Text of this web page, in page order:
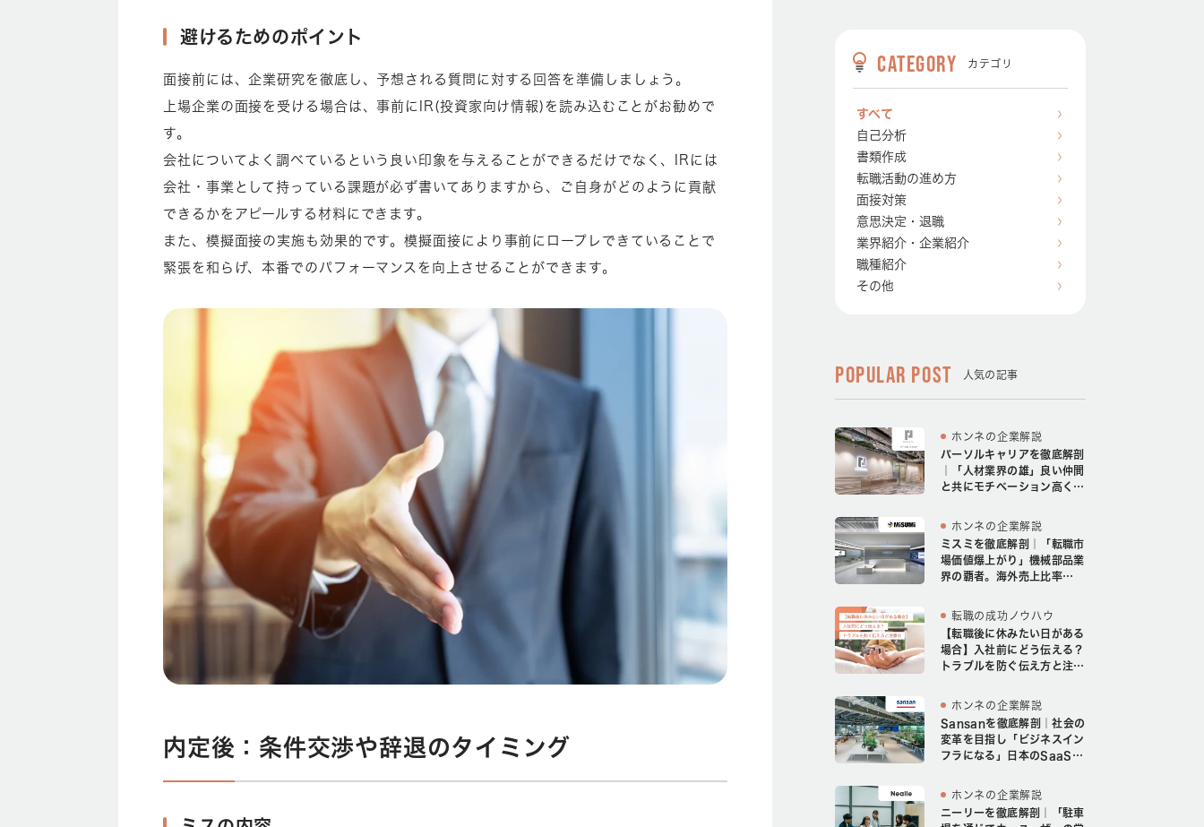
避けるためのポイント
面接前には、企業研究を徹底し、予想される質問に対する回答を準備しましょう。
上場企業の面接を受ける場合は、事前にIR(投資家向け情報)を読み込むことがお勧めで
す。
会社についてよく調べているという良い印象を与えることができるだけでなく、IRには
会社・事業として持っている課題が必ず書いてありますから、ご自身がどのように貢献
できるかをアピールする材料にできます。
また、模擬面接の実施も効果的です。模擬面接により事前にロープレできていることで
緊張を和らげ、本番でのパフォーマンスを向上させることができます。
内定後：条件交渉や辞退のタイミング
CATEGORY カテゴリ
すべて
自己分析
書類作成
転職活動の進め方
面接対策
意思決定・退職
業界紹介・企業紹介
職種紹介
その他
POPULAR POST 人気の記事
ホンネの企業解説
パーソルキャリアを徹底解剖
｜「人材業界の雄」良い仲間
と共にモチベーション高く成
ホンネの企業解説
ミスミを徹底解剖｜「転職市
場価値爆上がり」機械部品業
界の覇者。海外売上比率
転職の成功ノウハウ
【転職後に休みたい日がある
場合】入社前にどう伝える？
トラブルを防ぐ伝え方と注意
ホンネの企業解説
Sansanを徹底解剖｜社会の
変革を目指し「ビジネスイン
フラになる」日本のSaaS業
ホンネの企業解説
ニーリーを徹底解剖｜「駐車